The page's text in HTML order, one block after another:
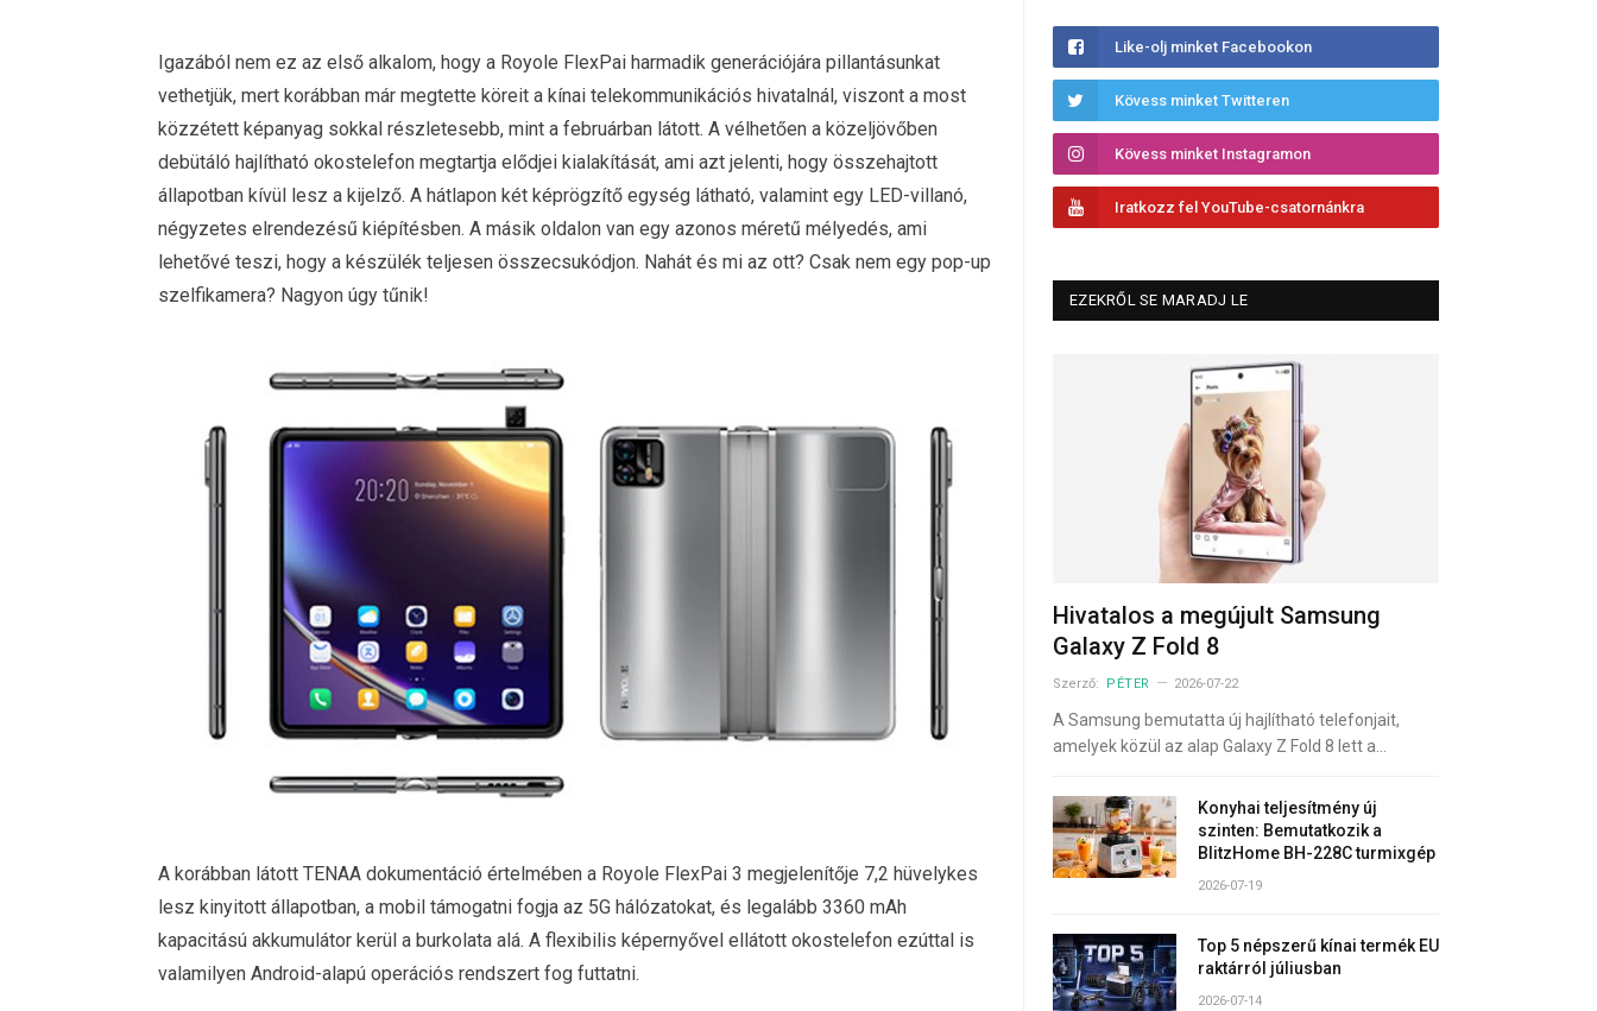
Igazából nem ez az első alkalom, hogy a Royole FlexPai harmadik generációjára pillantásunkat
vethetjük, mert korábban már megtette köreit a kínai telekommunikációs hivatalnál, viszont a most
közzétett képanyag sokkal részletesebb, mint a februárban látott. A vélhetően a közeljövőben
debütáló hajlítható okostelefon megtartja elődjei kialakítását, ami azt jelenti, hogy összehajtott
állapotban kívül lesz a kijelző. A hátlapon két képrögzítő egység látható, valamint egy LED-villanó,
négyzetes elrendezésű kiépítésben. A másik oldalon van egy azonos méretű mélyedés, ami
lehetővé teszi, hogy a készülék teljesen összecsukódjon. Nahát és mi az ott? Csak nem egy pop-up
szelfikamera? Nagyon úgy tűnik!
A korábban látott TENAA dokumentáció értelmében a Royole FlexPai 3 megjelenítője 7,2 hüvelykes
lesz kinyitott állapotban, a mobil támogatni fogja az 5G hálózatokat, és legalább 3360 mAh
kapacitású akkumulátor kerül a burkolata alá. A flexibilis képernyővel ellátott okostelefon ezúttal is
valamilyen Android-alapú operációs rendszert fog futtatni.
Like-olj minket Facebookon
Kövess minket Twitteren
Kövess minket Instagramon
Iratkozz fel YouTube-csatornánkra
EZEKRŐL SE MARADJ LE
Hivatalos a megújult Samsung
Galaxy Z Fold 8
Szerző: PÉTER 2026-07-22
A Samsung bemutatta új hajlítható telefonjait,
amelyek közül az alap Galaxy Z Fold 8 lett a…
Konyhai teljesítmény új
szinten: Bemutatkozik a
BlitzHome BH-228C turmixgép
2026-07-19
Top 5 népszerű kínai termék EU
raktárról júliusban
2026-07-14